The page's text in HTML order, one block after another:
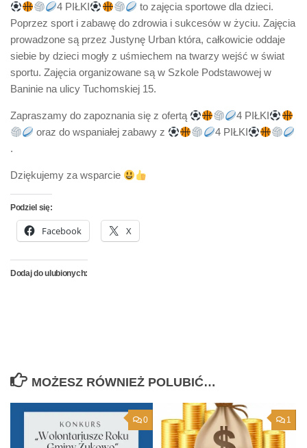
4 PIŁKI
to zajęcia sportowe dla dzieci.
Poprzez sport i zabawę do zdrowia i sukcesów w życiu. Zajęcia
prowadzone są przez Justynę Urban która, całkowicie oddaje
siebie by dzieci mogły z uśmiechem na twarzy wejść w świat
sportu. Zajęcia organizowane są w Szkole Podstawowej w
Baninie na ulicy Tuchomskiej 15.
Zapraszamy do zapoznania się z ofertą
4 PIŁKI
oraz do wspaniałej zabawy z
4 PIŁKI
.
Dziękujemy za wsparcie
Podziel się:
Facebook X
Dodaj do ulubionych:
MOŻESZ RÓWNIEŻ POLUBIĆ…
0 1